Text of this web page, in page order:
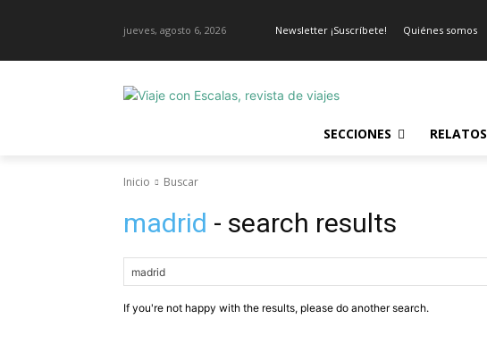
jueves, agosto 6, 2026 Newsletter ¡Suscríbete! Quiénes somos
SECCIONES RELATOS
Inicio Buscar
madrid - search results
If you're not happy with the results, please do another search.